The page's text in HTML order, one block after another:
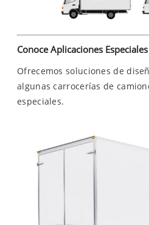
Conoce Aplicaciones
Ofrecemos soluciones de
algunas carrocerías de
especiales.